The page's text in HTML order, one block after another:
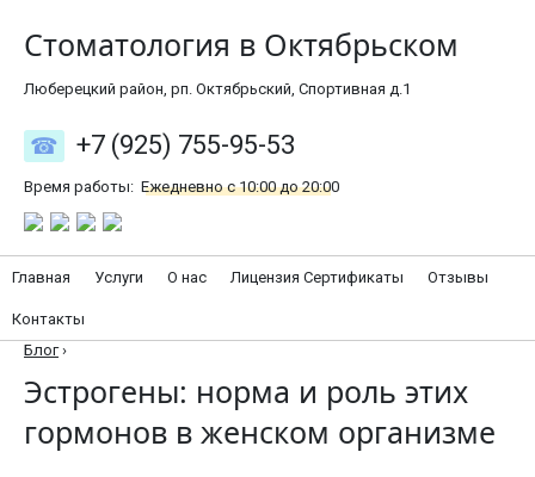
Стоматология в Октябрьском
Люберецкий район, рп. Октябрьский, Спортивная д.1
+7 (925) 755-95-53
Время работы: Ежедневно с 10:00 до 20:00
Главная Услуги О нас Лицензия Сертификаты Отзывы
Контакты
Блог ›
Эстрогены: норма и роль этих
гормонов в женском организме